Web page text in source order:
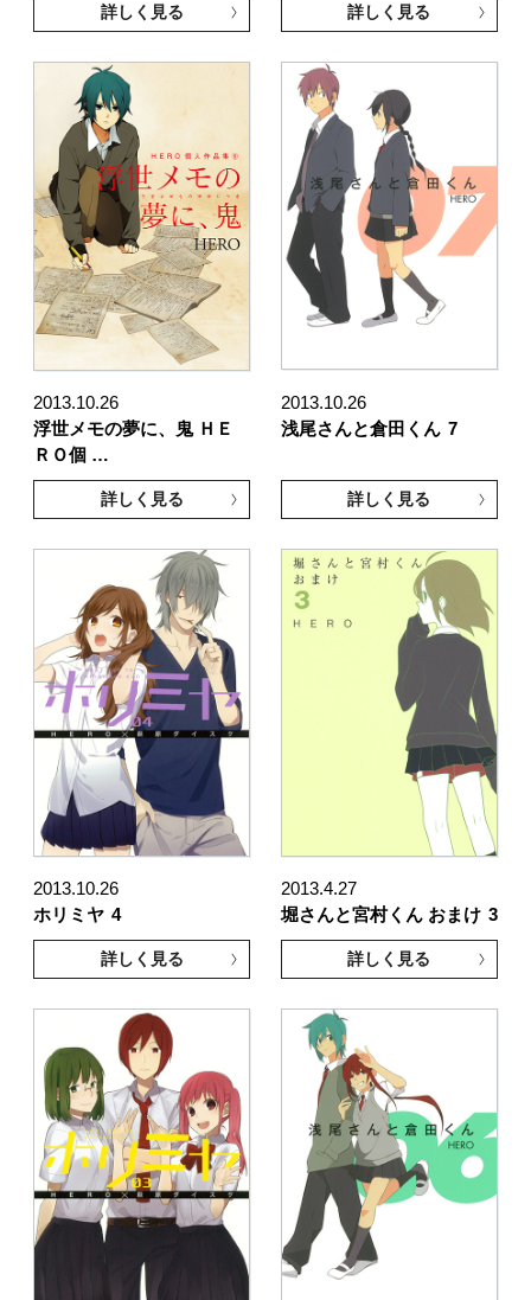
詳しく見る 詳しく見る
2013.10.26
浮世メモの夢に、鬼 ＨＥ
ＲＯ個 …
詳しく見る
2013.10.26
浅尾さんと倉田くん 7
詳しく見る
2013.10.26
ホリミヤ 4
詳しく見る
2013.4.27
堀さんと宮村くん おまけ 3
詳しく見る